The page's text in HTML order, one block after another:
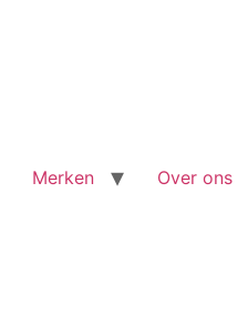
Merken Over ons